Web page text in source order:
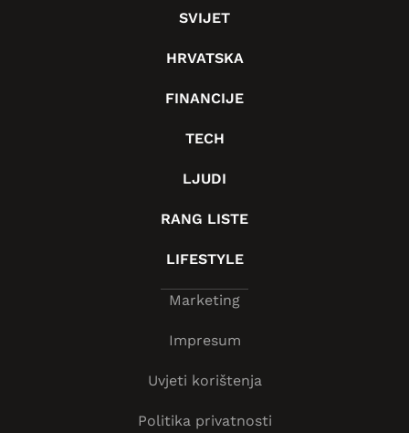
SVIJET
HRVATSKA
FINANCIJE
TECH
LJUDI
RANG LISTE
LIFESTYLE
Marketing
Impresum
Uvjeti korištenja
Politika privatnosti